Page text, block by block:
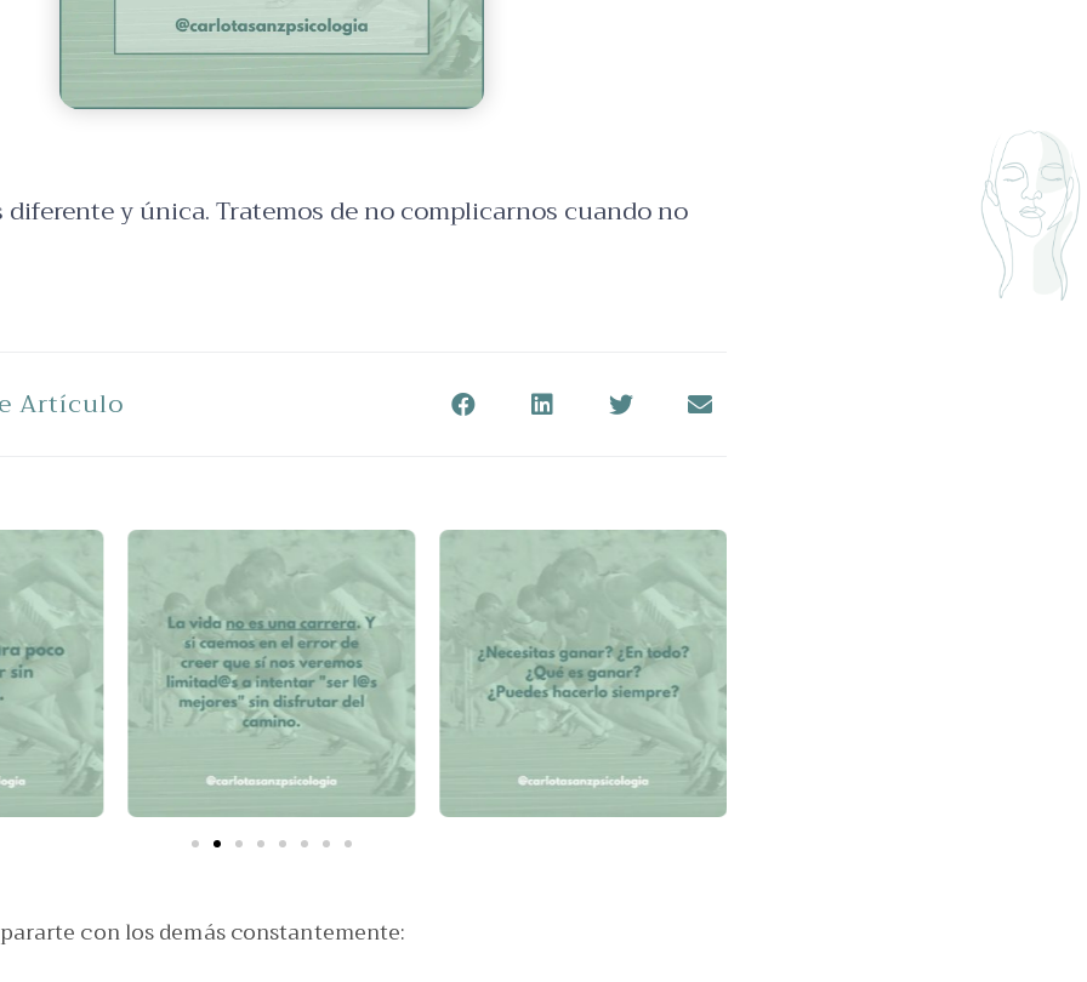
diferente y única. Tratemos de no complicarnos cuando no
Artículo
con los demás constantemente: